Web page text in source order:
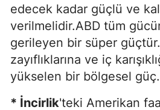
edecek kadar güçlü ve
verilmelidir.ABD tüm
gerileyen bir süper
zayıflıklarına ve iç
yükselen bir bölgesel güç.
* İncirlik'teki Amerikan